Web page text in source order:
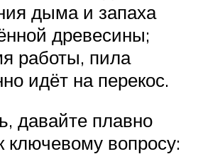
дыма и запаха
древесины;
работы, пила
идёт на перекос.
давайте плавно
ключевому вопросу: